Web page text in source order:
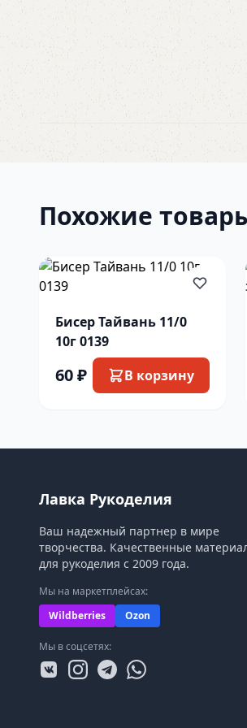
Похожие
Бисер Тайвань 11/0
10г 0139
60 ₽ В корзину
Лавка Рукоделия
Ваш надежный партнер в мире
творчества. Качественные
для рукоделия с 2009 года.
Мы на маркетплейсах:
Wildberries
Ozon
Мы в соцсетях: